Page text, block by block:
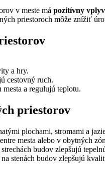
v meste má pozitívny
priestoroch môže znížiť
a hry.
cestovný ruch.
a regulujú teplotu.
priestorov
plochami, stromami a
mesta alebo v obytných
budov zlepšujú
stenách budov zlepšujú